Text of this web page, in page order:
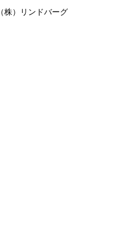
（株）リンドバーグ